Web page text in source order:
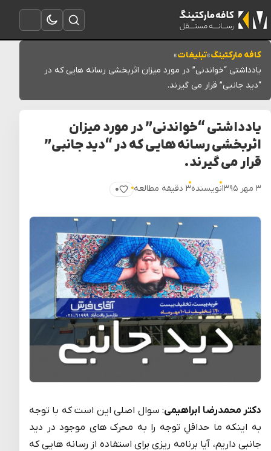
باز کردن منو
تغییر به حالت تاریک
باز کردن جستجو
کافه مارکتینگ»تبلیغات»
یادداشتی “خواندنی” در مورد میزان اثربخشی رسانه هایی که در
“دید جانبی” قرار می گیرند.
یادداشتی “خواندنی” در مورد میزان
اثربخشی رسانه هایی که در “دید جانبی”
قرار می گیرند.
۳ مهر ۱۳۹۵ نویسنده۳ دقیقه مطالعه ۰
پسندیدن
دکتر محمدرضا ابراهیمی: سوال اصلی این است که با توجه
به اینکه ما حداقلِ توجه را به محرک های موجود در دید
جانبی داریم، آیا برنامه ریزی برای استفاده از رسانه هایی که